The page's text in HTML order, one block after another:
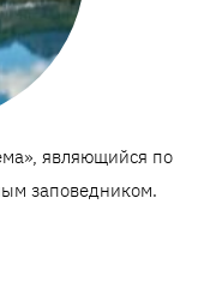
являющийся по
заповедником.